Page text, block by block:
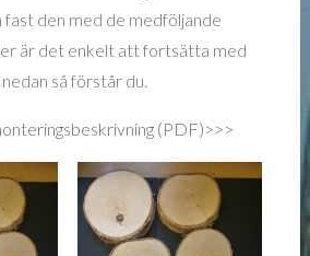
fast den med de medföljande
är det enkelt att fortsätta med
så förstår du.
(PDF)>>>